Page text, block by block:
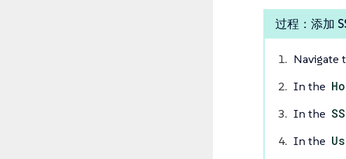
过程：添加
Navigate
In the
In the
In the